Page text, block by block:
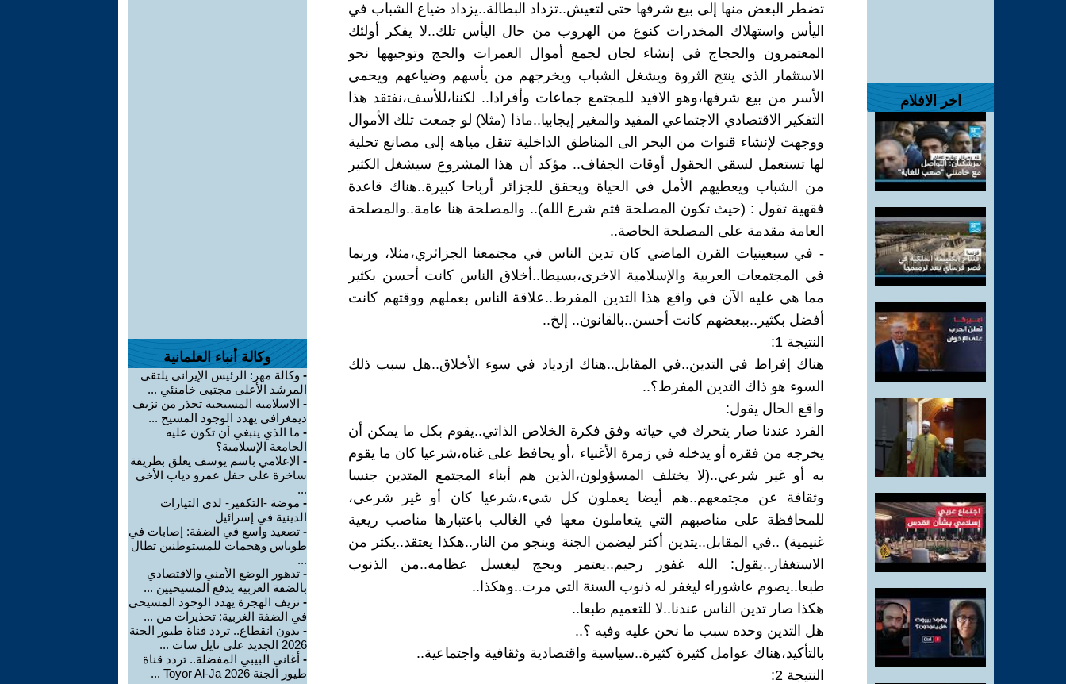
اخر الافلام
تضطر البعض منها إلى بيع شرفها حتى لتعيش..تزداد البطالة..يزداد ضياع الشباب في
اليأس واستهلاك المخدرات كنوع من الهروب من حال اليأس تلك..لا يفكر أولئك
المعتمرون والحجاج في إنشاء لجان لجمع أموال العمرات والحج وتوجيهها نحو
الاستثمار الذي ينتج الثروة ويشغل الشباب ويخرجهم من يأسهم وضياعهم ويحمي
الأسر من بيع شرفها،وهو الافيد للمجتمع جماعات وأفرادا.. لكننا،للأسف،نفتقد هذا
التفكير الاقتصادي الاجتماعي المفيد والمغير إيجابيا..ماذا (مثلا) لو جمعت تلك الأموال
ووجهت لإنشاء قنوات من البحر الى المناطق الداخلية تنقل مياهه إلى مصانع تحلية
لها تستعمل لسقي الحقول أوقات الجفاف.. مؤكد أن هذا المشروع سيشغل الكثير
من الشباب ويعطيهم الأمل في الحياة ويحقق للجزائر أرباحا كبيرة..هناك قاعدة
فقهية تقول : (حيث تكون المصلحة فثم شرع الله).. والمصلحة هنا عامة..والمصلحة
العامة مقدمة على المصلحة الخاصة..
- في سبعينيات القرن الماضي كان تدين الناس في مجتمعنا الجزائري،مثلا، وربما
في المجتمعات العربية والإسلامية الاخرى،بسيطا..أخلاق الناس كانت أحسن بكثير
مما هي عليه الآن في واقع هذا التدين المفرط..علاقة الناس بعملهم ووقتهم كانت
أفضل بكثير..ببعضهم كانت أحسن..بالقانون.. إلخ..
النتيجة 1:
هناك إفراط في التدين..في المقابل..هناك ازدياد في سوء الأخلاق..هل سبب ذلك
السوء هو ذاك التدين المفرط؟..
واقع الحال يقول:
الفرد عندنا صار يتحرك في حياته وفق فكرة الخلاص الذاتي..يقوم بكل ما يمكن أن
يخرجه من فقره أو يدخله في زمرة الأغنياء ،أو يحافظ على غناه،شرعيا كان ما يقوم
به أو غير شرعي..(لا يختلف المسؤولون،الذين هم أبناء المجتمع المتدين جنسا
وثقافة عن مجتمعهم..هم أيضا يعملون كل شيء،شرعيا كان أو غير شرعي،
للمحافظة على مناصبهم التي يتعاملون معها في الغالب باعتبارها مناصب ريعية
غنيمية) ..في المقابل..يتدين أكثر ليضمن الجنة وينجو من النار..هكذا يعتقد..يكثر من
الاستغفار..يقول: الله غفور رحيم..يعتمر ويحج ليغسل عظامه..من الذنوب
طبعا..يصوم عاشوراء ليغفر له ذنوب السنة التي مرت..وهكذا..
هكذا صار تدين الناس عندنا..لا للتعميم طبعا..
هل التدين وحده سبب ما نحن عليه وفيه ؟..
بالتأكيد،هناك عوامل كثيرة كثيرة..سياسية واقتصادية وثقافية واجتماعية..
النتيجة 2:
وكالة أنباء العلمانية
- وكالة مهر: الرئيس الإيراني يلتقي
المرشد الأعلى مجتبى خامنئي ...
- الاسلامية المسيحية تحذر من نزيف
ديمغرافي يهدد الوجود المسيح ...
- ما الذي ينبغي أن تكون عليه
الجامعة الإسلامية؟
- الإعلامي باسم يوسف يعلق بطريقة
ساخرة على حفل عمرو دياب الأخي
...
- موضة -التكفير- لدى التيارات
الدينية في إسرائيل
- تصعيد واسع في الضفة: إصابات في
طوباس وهجمات للمستوطنين تطال
...
- تدهور الوضع الأمني والاقتصادي
بالضفة الغربية يدفع المسيحيين ...
- نزيف الهجرة يهدد الوجود المسيحي
في الضفة الغربية: تحذيرات من ...
- بدون انقطاع.. تردد قناة طيور الجنة
2026 الجديد على نايل سات ...
- أغاني البيبي المفضلة.. تردد قناة
طيور الجنة 2026 Toyor Al-Ja ...